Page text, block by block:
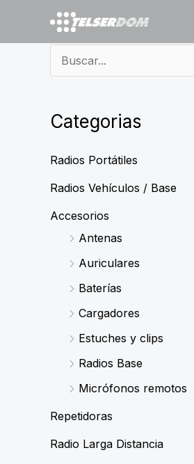
contenido
c
a
o
Categorias
Radios Portátiles
Radios Vehículos / Base
Accesorios
Antenas
Auriculares
Baterías
Cargadores
Estuches y clips
Radios Base
Micrófonos remotos
Repetidoras
Radio Larga Distancia